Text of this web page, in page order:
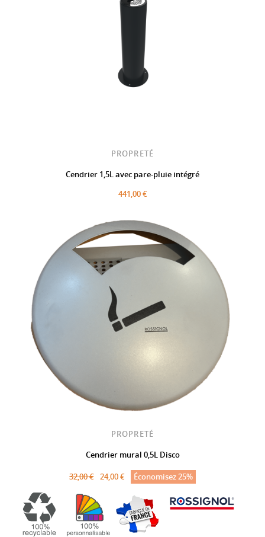
PROPRETÉ
Cendrier 1,5L avec pare-pluie intégré
441,00 €
PROPRETÉ
Cendrier mural 0,5L Disco
32,00 € 24,00 € Économisez 25%